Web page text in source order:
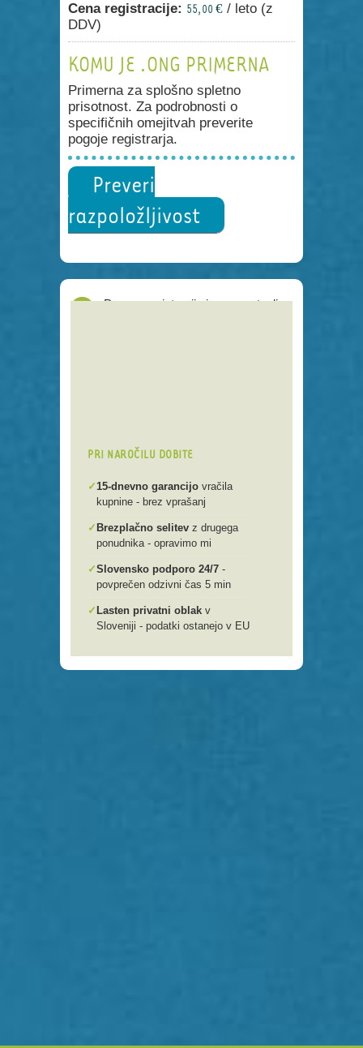
Cena registracije: 55,00 € / leto (z
DDV)
KOMU JE .ONG PRIMERNA
Primerna za splošno spletno
prisotnost. Za podrobnosti o
specifičnih omejitvah preverite
pogoje registrarja.
Preveri
razpoložljivost
Proces registracije je poenostavljen
PRI NAROČILU DOBITE
✓15-dnevno garancijo vračila
kupnine - brez vprašanj
✓ Brezplačno selitev z drugega
ponudnika - opravimo mi
✓Slovensko podporo 24/7 -
povprečen odzivni čas 5 min
✓ Lasten privatni oblak v
Sloveniji - podatki ostanejo v EU